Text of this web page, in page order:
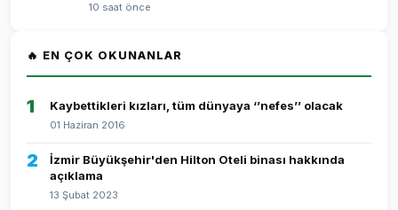
10 saat önce
🔥 EN ÇOK OKUNANLAR
1 Kaybettikleri kızları, tüm dünyaya ‘’nefes’’ olacak
01 Haziran 2016
2
İzmir Büyükşehir'den Hilton Oteli binası hakkında
açıklama
13 Şubat 2023